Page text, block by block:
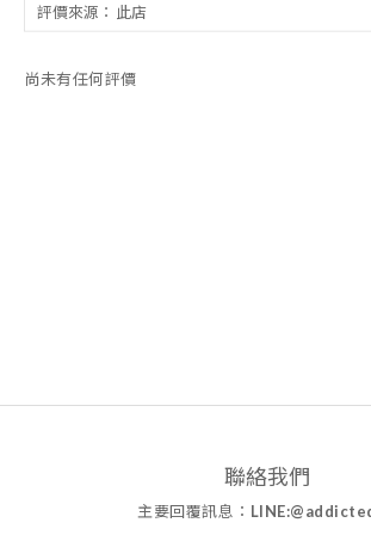
尚未有任何評價
聯絡我們
主要回覆訊息：